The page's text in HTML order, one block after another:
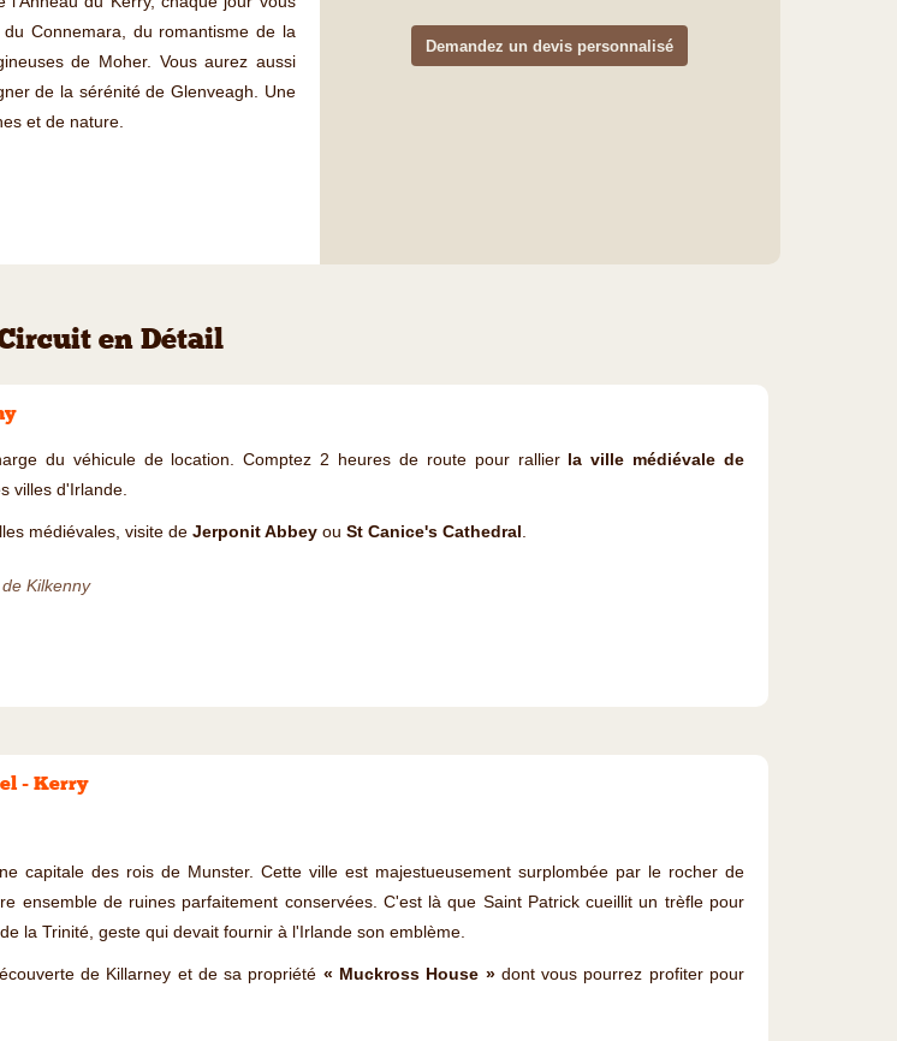
Connemara, du romantisme de la
de Moher. Vous aurez aussi
de la sérénité de Glenveagh. Une
et de nature.
Demandez un devis personnalisé
en Détail
du véhicule de location. Comptez 2 heures de route pour rallier
la ville médiévale de
villes d'Irlande.
médiévales, visite de Jerponit Abbeyou St Canice's Cathedral .
Kilkenny
- Kerry
capitale des rois de Munster. Cette ville est majestueusement surplombée par le rocher de
ensemble de ruines parfaitement conservées. C'est là que Saint Patrick cueillit un trèfle pour
la Trinité, geste qui devait fournir à l'Irlande son emblème.
de Killarney et de sa propriété « Muckross House »dont vous pourrez profiter pour